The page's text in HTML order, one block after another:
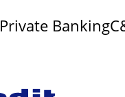
Private Banking